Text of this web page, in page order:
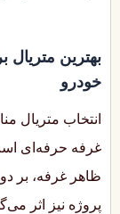
بهترین
خودرو
انتخاب متریال
غرفه حرفه‌ای
ظاهر غرفه، بر
پروژه نیز اثر